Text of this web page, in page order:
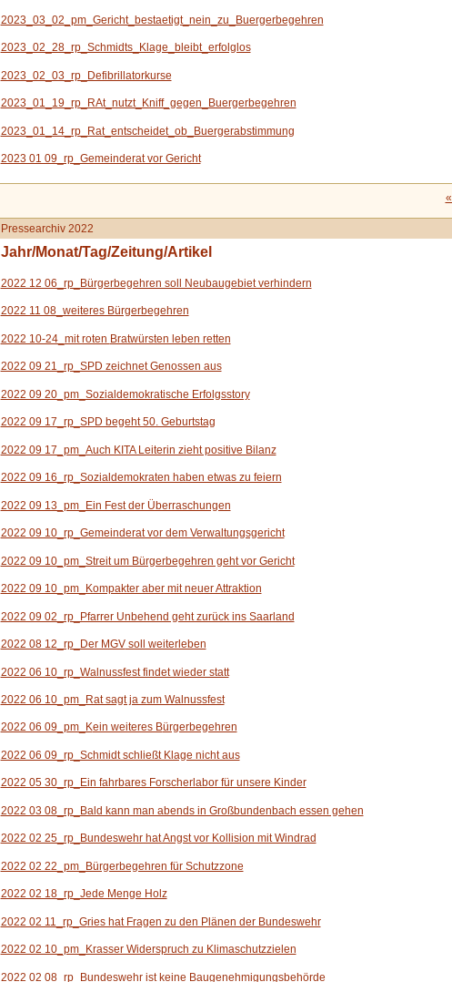
2023_03_02_pm_Gericht_bestaetigt_nein_zu_Buergerbegehren
2023_02_28_rp_Schmidts_Klage_bleibt_erfolglos
2023_02_03_rp_Defibrillatorkurse
2023_01_19_rp_RAt_nutzt_Kniff_gegen_Buergerbegehren
2023_01_14_rp_Rat_entscheidet_ob_Buergerabstimmung
2023 01 09_rp_Gemeinderat vor Gericht
Pressearchiv 2022
Jahr/Monat/Tag/Zeitung/Artikel
2022 12 06_rp_Bürgerbegehren soll Neubaugebiet verhindern
2022 11 08_weiteres Bürgerbegehren
2022 10-24_ mit roten Bratwürsten leben retten
2022 09 21_rp_SPD zeichnet Genossen aus
2022 09 20_pm_Sozialdemokratische Erfolgsstory
2022 09 17_rp_SPD begeht 50. Geburtstag
2022 09 17_pm_Auch KITA Leiterin zieht positive Bilanz
2022 09 16_rp_Sozialdemokraten haben etwas zu feiern
2022 09 13_pm_Ein Fest der Überraschungen
2022 09 10_rp_Gemeinderat vor dem Verwaltungsgericht
2022 09 10_pm_Streit um Bürgerbegehren geht vor Gericht
2022 09 10_pm_Kompakter aber mit neuer Attraktion
2022 09 02_rp_Pfarrer Unbehend geht zurück ins Saarland
2022 08 12_rp_Der MGVsoll weiterleben
2022 06 10_rp_Walnussfest findet wieder statt
2022 06 10_pm_Rat sagt ja zum Walnussfest
2022 06 09_pm_Kein weiteres Bürgerbegehren
2022 06 09_rp_Schmidt schließt Klage nicht aus
2022 05 30_rp_Ein fahrbares Forscherlabor für unsere Kinder
2022 03 08_rp_Bald kann man abends in Großbundenbach essen gehen
2022 02 25_rp_Bundeswehr hat Angst vor Kollision mit Windrad
2022 02 22_pm_Bürgerbegehren für Schutzzone
2022 02 18_rp_Jede Menge Holz
2022 02 11_rp_Gries hat Fragen zu den Plänen der Bundeswehr
2022 02 10_pm_Krasser Widerspruch zu Klimaschutzzielen
2022 02 08_rp_Bundeswehr ist keine Baugenehmigungsbehörde